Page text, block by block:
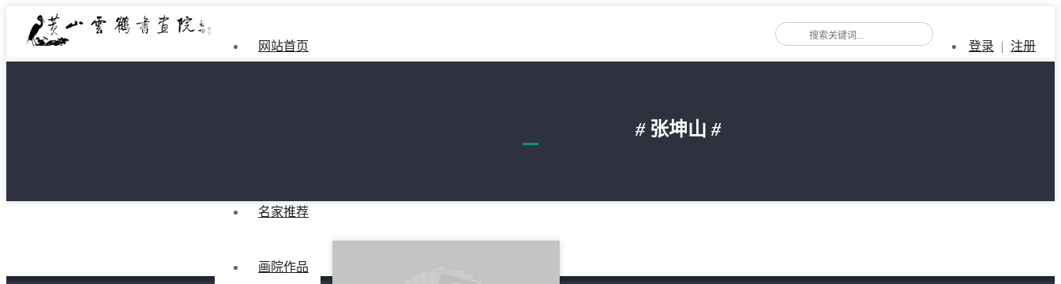
网站首页
名家推荐
画院作品
登录 | 注册
#张坤山 #